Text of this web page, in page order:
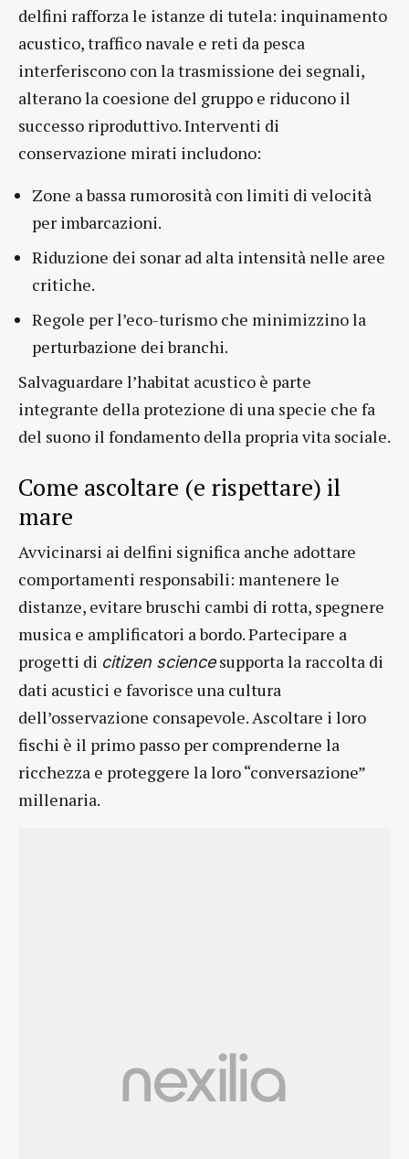
delfini rafforza le istanze di tutela: inquinamento
acustico, traffico navale e reti da pesca
interferiscono con la trasmissione dei segnali,
alterano la coesione del gruppo e riducono il
successo riproduttivo. Interventi di
conservazione mirati includono:
Zone a bassa rumorosità con limiti di velocità
per imbarcazioni.
Riduzione dei sonar ad alta intensità nelle aree
critiche.
Regole per l’eco-turismo che minimizzino la
perturbazione dei branchi.
Salvaguardare l’habitat acustico è parte
integrante della protezione di una specie che fa
del suono il fondamento della propria vita sociale.
Come ascoltare (e rispettare) il
mare
Avvicinarsi ai delfini significa anche adottare
comportamenti responsabili: mantenere le
distanze, evitare bruschi cambi di rotta, spegnere
musica e amplificatori a bordo. Partecipare a
progetti di citizen sciencesupporta la raccolta di
dati acustici e favorisce una cultura
dell’osservazione consapevole. Ascoltare i loro
fischi è il primo passo per comprenderne la
ricchezza e proteggere la loro “conversazione”
millenaria.